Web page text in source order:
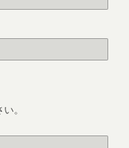
。